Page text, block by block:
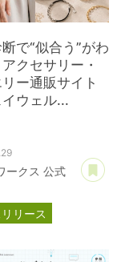
で“似合う”がわ
クセサリー・
ー通販サイト
イウェル...
ークス 公式
リース